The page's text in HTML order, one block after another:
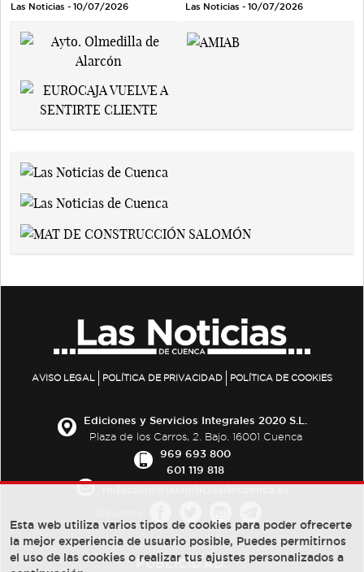
Las Noticias - 10/07/2026 Las Noticias - 10/07/2026
AVISO LEGAL POLÍTICA DE PRIVACIDAD POLÍTICA DE COOKIES
Ediciones y Servicios Integrales 2020 S.L.
Plaza de los Carros, 2. Bajo. 16001 Cuenca
969 693 800
601 119 818
PUBLICIDAD:
Esta web utiliza varios tipos de cookies para poder ofrecerte
la mejor experiencia de usuario posible, Puedes permitirnos
el uso de las cookies o realizar tus ajustes personalizados a